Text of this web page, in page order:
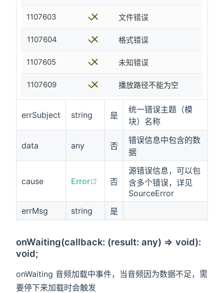
1107603 文件错误
1107604 格式错误
1107605 未知错误
1107609 播放路径不能为空
errSubject string 是
统一错误主题（模
块）名称
data any 否
错误信息中包含的数
据
cause Error 否
源错误信息，可以包
含多个错误，详见
SourceError
errMsg
string 是
onWaiting(callback: (result: any) => void):
void;
onWaiting 音频加载中事件，当音频因为数据不足，需
要停下来加载时会触发